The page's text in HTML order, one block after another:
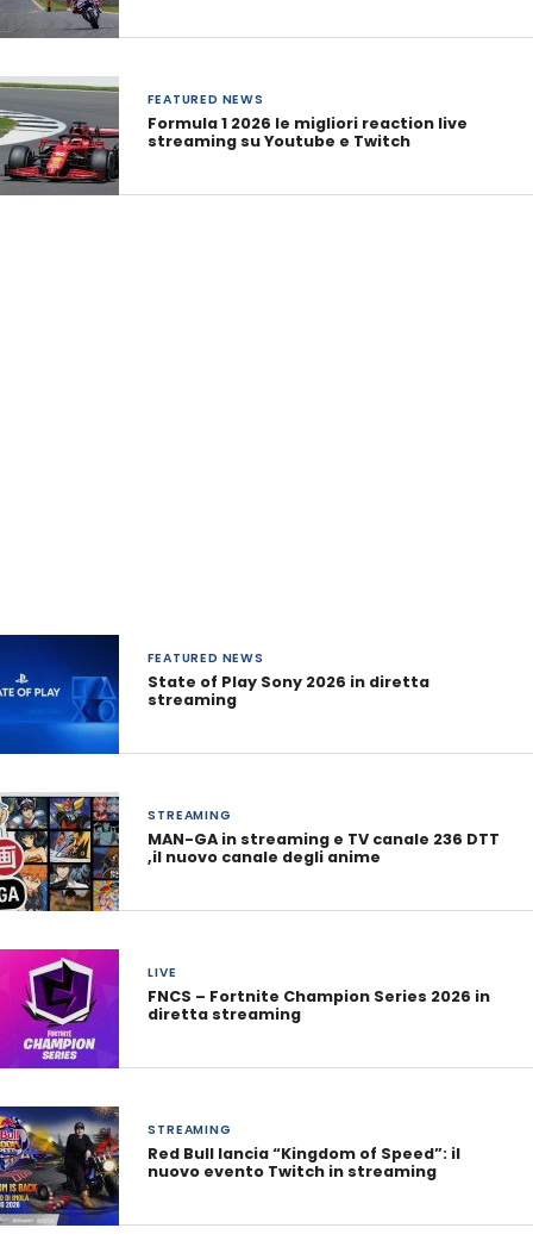
FEATURED NEWS
Formula 1 2026 le migliori reaction live
streaming su Youtube e Twitch
FEATURED NEWS
State of Play Sony 2026 in diretta
streaming
STREAMING
MAN-GA in streaming e TV canale 236 DTT
,il nuovo canale degli anime
LIVE
FNCS – Fortnite Champion Series 2026 in
diretta streaming
STREAMING
Red Bull lancia “Kingdom of Speed”: il
nuovo evento Twitch in streaming